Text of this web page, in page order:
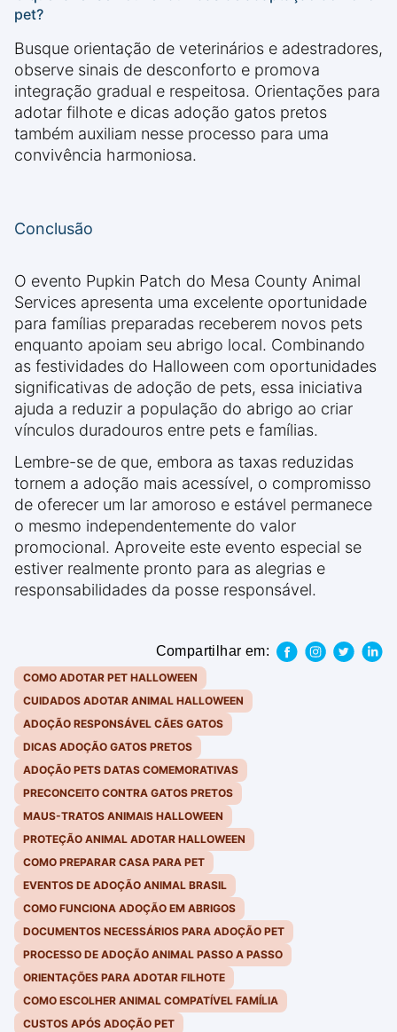
pet?
Busque orientação de veterinários e adestradores,
observe sinais de desconforto e promova
integração gradual e respeitosa. Orientações para
adotar filhote e dicas adoção gatos pretos
também auxiliam nesse processo para uma
convivência harmoniosa.
Conclusão
O evento Pupkin Patch do Mesa County Animal
Services apresenta uma excelente oportunidade
para famílias preparadas receberem novos pets
enquanto apoiam seu abrigo local. Combinando
as festividades do Halloween com oportunidades
significativas de adoção de pets, essa iniciativa
ajuda a reduzir a população do abrigo ao criar
vínculos duradouros entre pets e famílias.
Lembre-se de que, embora as taxas reduzidas
tornem a adoção mais acessível, o compromisso
de oferecer um lar amoroso e estável permanece
o mesmo independentemente do valor
promocional. Aproveite este evento especial se
estiver realmente pronto para as alegrias e
responsabilidades da posse responsável.
Compartilhar em:
COMO ADOTAR PET HALLOWEEN
CUIDADOS ADOTAR ANIMAL HALLOWEEN
ADOÇÃO RESPONSÁVEL CÃES GATOS
DICAS ADOÇÃO GATOS PRETOS
ADOÇÃO PETS DATAS COMEMORATIVAS
PRECONCEITO CONTRA GATOS PRETOS
MAUS-TRATOS ANIMAIS HALLOWEEN
PROTEÇÃO ANIMAL ADOTAR HALLOWEEN
COMO PREPARAR CASA PARA PET
EVENTOS DE ADOÇÃO ANIMAL BRASIL
COMO FUNCIONA ADOÇÃO EM ABRIGOS
DOCUMENTOS NECESSÁRIOS PARA ADOÇÃO PET
PROCESSO DE ADOÇÃO ANIMAL PASSO A PASSO
ORIENTAÇÕES PARA ADOTAR FILHOTE
COMO ESCOLHER ANIMAL COMPATÍVEL FAMÍLIA
CUSTOS APÓS ADOÇÃO PET